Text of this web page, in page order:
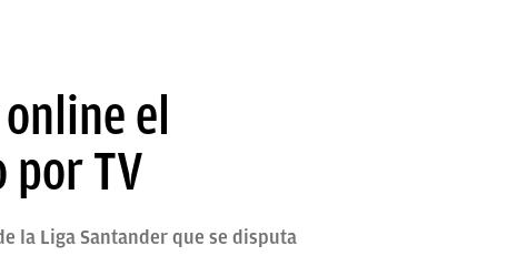
el
TV
la Liga Santander que se disputa